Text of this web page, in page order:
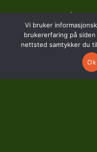
Hostvedtveien
3618 Skollenborg
Vi bruker
brukererfaring på
nettsted samtykker du
Ok